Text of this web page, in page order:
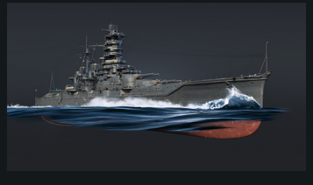
Для PC
Для Linux
Минимальные
ОС: Windows 10 (64 bit)
Процессор: Dual-Core 2.2 GHz
Минимальные
Операционная система: Mac OS Big Sur 11.0
Процессор: Core i5, минимум 2.2GHz (Intel Xeon не поддерживается)
Минимальные
Операционная система: Современные дистрибутивы Linux 64bit
Процессор: Dual-Core 2.4 ГГц